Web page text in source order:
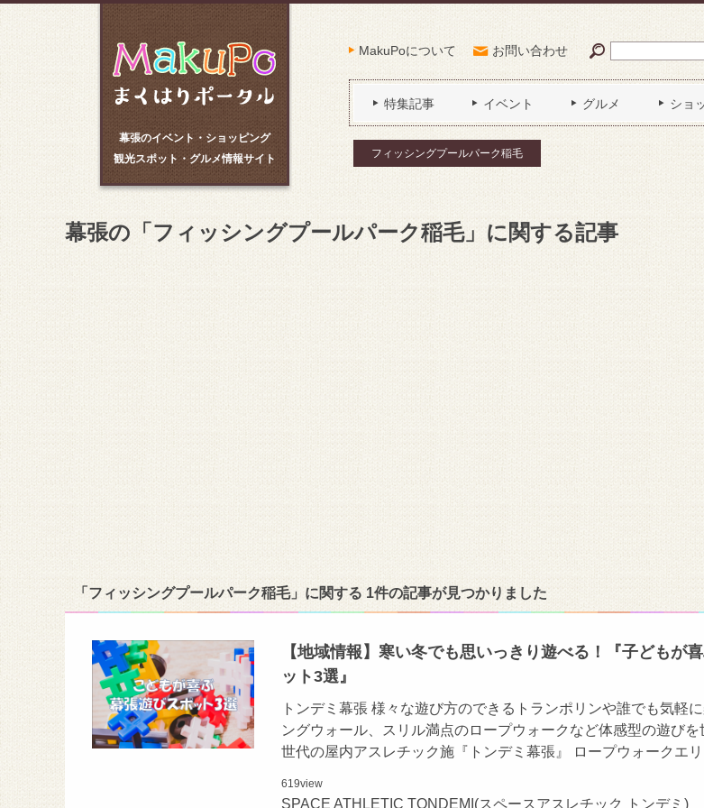
幕張のイベント・ショッピング
観光スポット・グルメ情報サイト
MakuPoについて お問い合わせ
特集記事 イベント グルメ ショ
フィッシングプールパーク稲毛
幕張の「フィッシングプールパーク稲毛」に関する記事
「フィッシングプールパーク稲毛」に関する 1件の記事が見つかりました
【地域情報】寒い冬でも思いっきり遊べる！『⼦どもが
ット3選』
トンデミ幕張 様々な遊び方のできるトランポリンや誰でも気軽
ングウォール、スリル満点のロープウォークなど体感型の遊び
世代の屋内アスレチック施『トンデミ幕張』 ロープウォークエ
619view
SPACE ATHLETIC TONDEMI(スペースアスレチック トンデミ)